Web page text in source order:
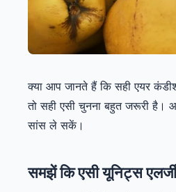
क्या आप जानते हैं कि सही एयर
तो सही एसी चुनना बहुत जरूरी है।
सांस ले सकें।
समझें कि एसी यूनिट्स